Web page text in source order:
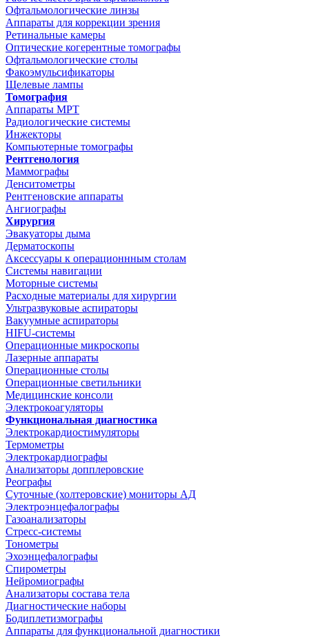
Офтальмологические линзы
Аппараты для коррекции зрения
Ретинальные камеры
Оптические когерентные томографы
Офтальмологические столы
Факоэмульсификаторы
Щелевые лампы
Томография
Аппараты МРТ
Радиологические системы
Инжекторы
Компьютерные томографы
Рентгенология
Маммографы
Денситометры
Рентгеновские аппараты
Ангиографы
Хирургия
Эвакуаторы дыма
Дерматоскопы
Аксессуары к операционнным столам
Системы навигации
Моторные системы
Расходные материалы для хирургии
Ультразвуковые аспираторы
Вакуумные аспираторы
HIFU-системы
Операционные микроскопы
Лазерные аппараты
Операционные столы
Операционные светильники
Медицинские консоли
Электрокоагуляторы
Функциональная диагностика
Электрокардиостимуляторы
Термометры
Электрокардиографы
Анализаторы допплеровские
Реографы
Суточные (холтеровские) мониторы АД
Электроэнцефалографы
Газоанализаторы
Стресс-системы
Тонометры
Эхоэнцефалографы
Спирометры
Нейромиографы
Анализаторы состава тела
Диагностические наборы
Бодиплетизмографы
Аппараты для функциональной диагностики